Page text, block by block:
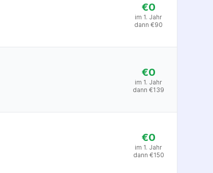
€0
im 1. Jahr
dann €90
€0
im 1. Jahr
dann €139
€0
im 1. Jahr
dann €150